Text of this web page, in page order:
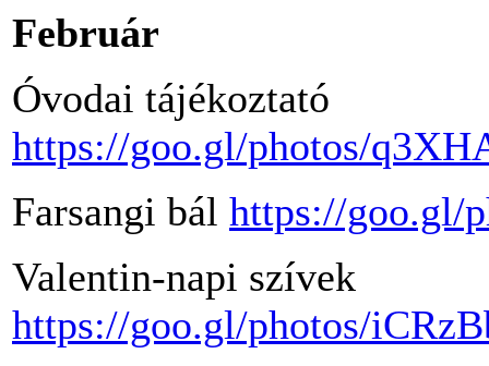
Február
Óvodai tájékoztató
https://goo.gl/photos/
Farsangi bál https://goo.gl/
Valentin-napi szívek
https://goo.gl/photos/